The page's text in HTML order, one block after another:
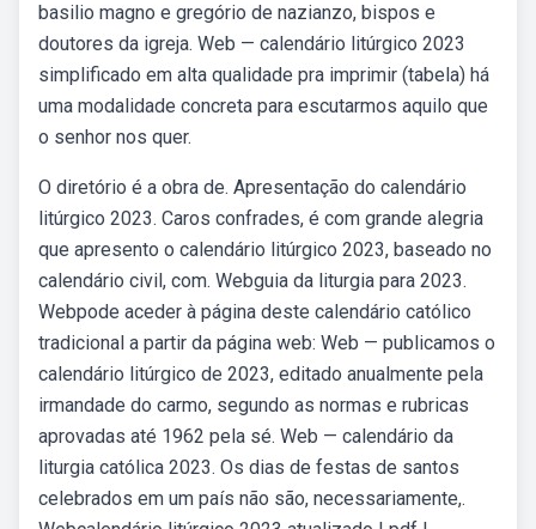
basilio magno e gregório de nazianzo, bispos e
doutores da igreja. Web — calendário litúrgico 2023
simplificado em alta qualidade pra imprimir (tabela) há
uma modalidade concreta para escutarmos aquilo que
o senhor nos quer.
O diretório é a obra de. Apresentação do calendário
litúrgico 2023. Caros confrades, é com grande alegria
que apresento o calendário litúrgico 2023, baseado no
calendário civil, com. Webguia da liturgia para 2023.
Webpode aceder à página deste calendário católico
tradicional a partir da página web: Web — publicamos o
calendário litúrgico de 2023, editado anualmente pela
irmandade do carmo, segundo as normas e rubricas
aprovadas até 1962 pela sé. Web — calendário da
liturgia católica 2023. Os dias de festas de santos
celebrados em um país não são, necessariamente,.